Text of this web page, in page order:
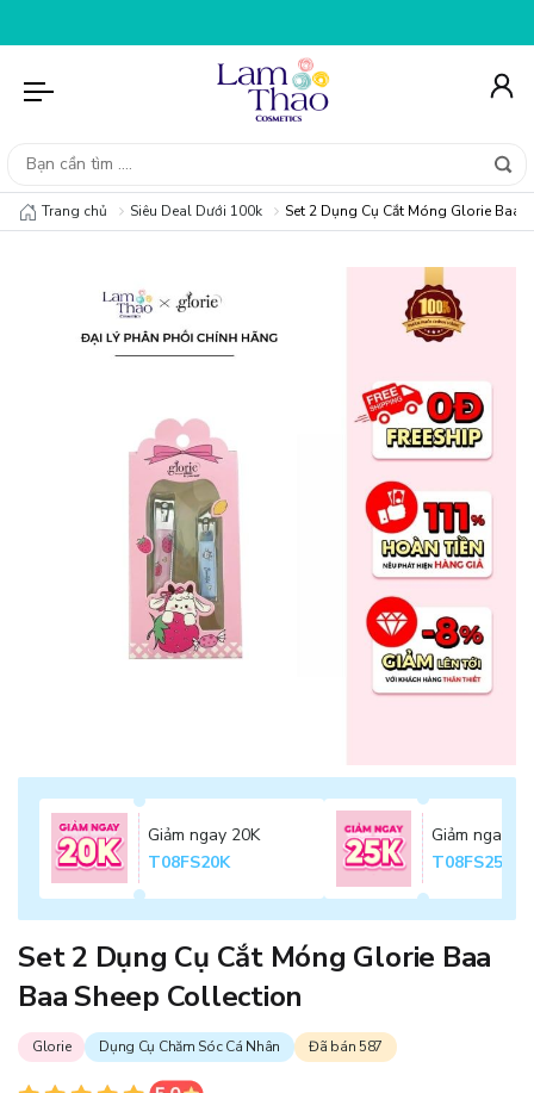
Trang chủ Siêu Deal Dưới 100k Set 2 Dụng Cụ Cắt Móng Glorie Baa
Giảm ngay 20K
T08FS20K
Giảm ngay
T08FS25K
Set 2 Dụng Cụ Cắt Móng Glorie Baa
Baa Sheep Collection
Glorie Dụng Cụ Chăm Sóc Cá Nhân Đã bán 587